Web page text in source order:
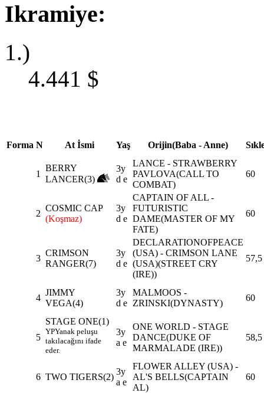
Ikramiye:
1.)
4.441 $
Forma N At İsmi Yaş Orijin(Baba - Anne)
1
BERRY
LANCER(3)
3y
d e
LANCE - STRAWBERRY
PAVLOVA(CALL TO
COMBAT)
60
2
COSMIC CAP
(Koşmaz)
3y
d e
CAPTAIN OF ALL -
FUTURISTIC
DAME(MASTER OF MY
FATE)
60
3
CRIMSON
RANGER(7)
3y
d e
DECLARATIONOFPEACE
(USA) - CRIMSON LANE
(USA)(STREET CRY
(IRE))
57,5
4
JIMMY
VEGA(4)
3y
d e
MALMOOS -
ZRINSKI(DYNASTY)
60
5
STAGE ONE(1)
YPYanak peluşu
takılacağını ifade
eder.
3y
a e
ONE WORLD - STAGE
DANCE(DUKE OF
MARMALADE (IRE))
58,5
6 TWO TIGERS(2)
3y
a e
FLOWER ALLEY (USA) -
AL'S BELLS(CAPTAIN
AL)
60